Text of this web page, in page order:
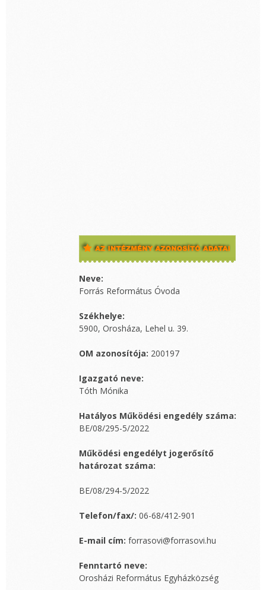
Neve:
Forrás Református Óvoda
Székhelye:
5900, Orosháza, Lehel u. 39.
OM azonosítója: 200197
Igazgató neve:
Tóth Mónika
Hatályos Működési engedély száma:
BE/08/295-5/2022
Működési engedélyt jogerősítő
határozat száma:
BE/08/294-5/2022
Telefon/fax/: 06-68/412-901
E-mail cím: forrasovi@forrasovi.hu
Fenntartó neve:
Orosházi Református Egyházközség